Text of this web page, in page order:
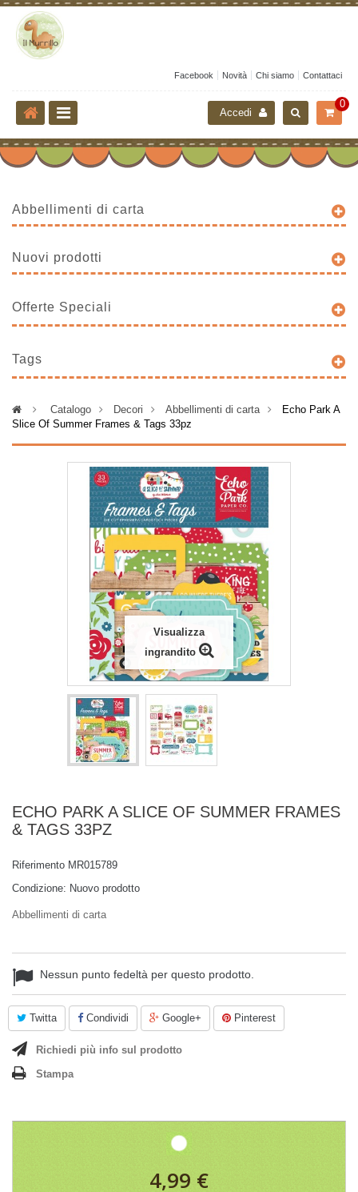
Facebook Novità Chi siamo Contattaci
0
Accedi
Abbellimenti di carta
Nuovi prodotti
Offerte Speciali
Tags
> Catalogo > Decori > Abbellimenti di carta >
Echo Park A
Slice Of Summer Frames & Tags 33pz
Visualizza
ingrandito
ECHO PARK A SLICE OF SUMMER FRAMES
& TAGS 33PZ
Riferimento MR015789
Condizione: Nuovo prodotto
Abbellimenti di carta
Nessun punto fedeltà per questo prodotto.
Twitta Condividi Google+ Pinterest
Richiedi più info sul prodotto
Stampa
4,99 €